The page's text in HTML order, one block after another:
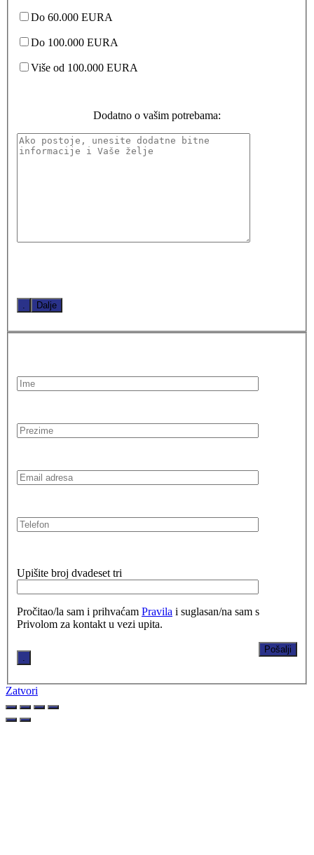
Do 60.000 EURA
Do 100.000 EURA
Više od 100.000 EURA
Dodatno o vašim potrebama:
. Dalje
Upišite broj dvadeset tri
Pročitao/la sam i prihvaćam Pravila i suglasan/na sam s
Privolom za kontakt u vezi upita.
Zatvori